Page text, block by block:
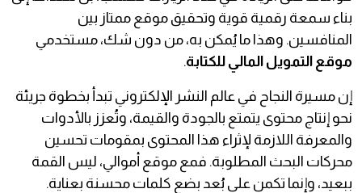
بناء سمعة رقمية قوية وتحقيق موقع ممتاز بين
المنافسين. وهذا ما يُمكن به، من دون شك، مستخدمي
موقع التمويل المالي للكتابة.
إن مسيرة النجاح في عالم النشر الإلكتروني تبدأ بخطوة جريئة
نحو إنتاج محتوى يتمتع بالجودة والقيمة، وتُعزز بالأدوات
والمعرفة اللازمة لإثراء هذا المحتوى بمقومات تحسين
محركات البحث المطلوبة. فمع موقع أموالي، ليس القمة
ببعيد، وإنما تكمن على بُعد بضع كلمات محسنة بعناية.